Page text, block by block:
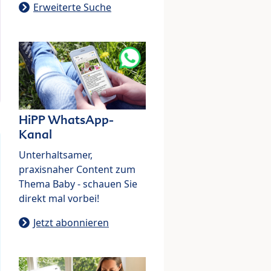
Erweiterte Suche
HiPP WhatsApp-
Kanal
Unterhaltsamer,
praxisnaher Content zum
Thema Baby - schauen Sie
direkt mal vorbei!
Jetzt abonnieren